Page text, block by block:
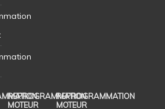
REPROGRAMMATION
MOTEUR
REPROGRAMMATION
MOTEUR